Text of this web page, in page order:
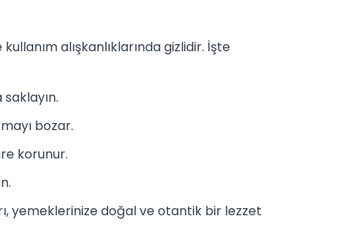
alışkanlıklarında gizlidir. İşte
bozar.
korunur.
yemeklerinize doğal ve otantik bir lezzet